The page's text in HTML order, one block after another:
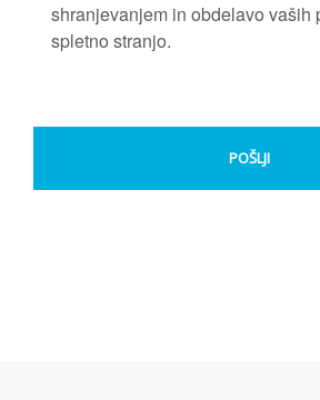
shranjevanjem in obdelavo vaših
spletno stranjo.